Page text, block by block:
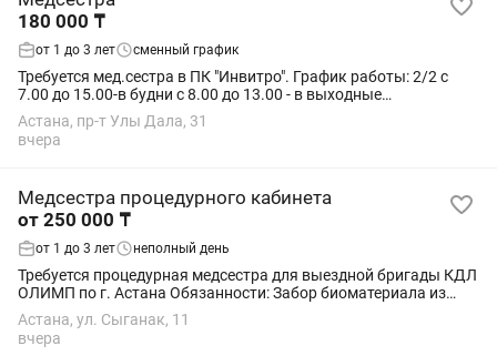
180 000 ₸
от 1 до 3 лет сменный график
Требуется мед.сестра в ПК "Инвитро". График работы: 2/2 с
7.00 до 15.00-в будни с 8.00 до 13.00 - в выходные
Обязанности: -Производить взятие крови для проведения
биохимических, серологических и...
Астана, пр-т Улы Дала, 31
вчера
Медсестра процедурного кабинета
от 250 000 ₸
от 1 до 3 лет неполный день
Требуется процедурная медсестра для выездной бригады КДЛ
ОЛИМП по г. Астана Обязанности: Забор биоматериала из
вены взрослым и детям/грудничкам Соблюдение всех норм
СЭС Подготовка биоматериала для...
Астана, ул. Сыганак, 11
вчера